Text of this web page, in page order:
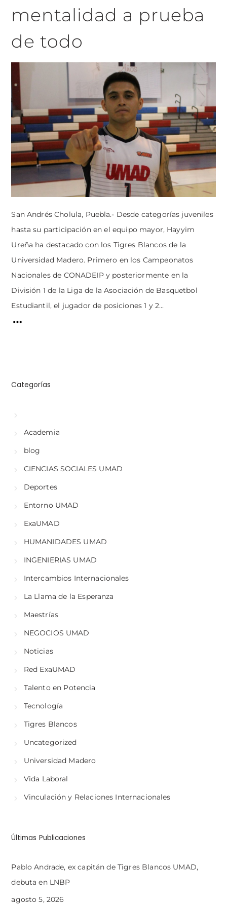
mentalidad a prueba
de todo
San Andrés Cholula, Puebla.- Desde categorías juveniles
hasta su participación en el equipo mayor, Hayyim
Ureña ha destacado con los Tigres Blancos de la
Universidad Madero. Primero en los Campeonatos
Nacionales de CONADEIP y posteriormente en la
División 1 de la Liga de la Asociación de Basquetbol
Estudiantil, el jugador de posiciones 1 y 2...
Categorías
Academia
blog
CIENCIAS SOCIALES UMAD
Deportes
Entorno UMAD
ExaUMAD
HUMANIDADES UMAD
INGENIERIAS UMAD
Intercambios Internacionales
La Llama de la Esperanza
Maestrías
NEGOCIOS UMAD
Noticias
Red ExaUMAD
Talento en Potencia
Tecnología
Tigres Blancos
Uncategorized
Universidad Madero
Vida Laboral
Vinculación y Relaciones Internacionales
Últimas Publicaciones
Pablo Andrade, ex capitán de Tigres Blancos UMAD,
debuta en LNBP
agosto 5, 2026